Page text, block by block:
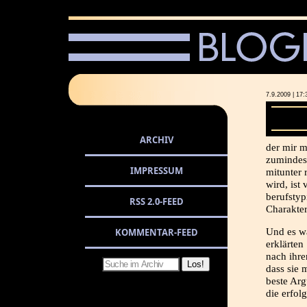
7.9.2009 |
der mir
mitunter
wird, ist
Und es
erklärten
nach
dass sie
beste
die
ARCHIV
IMPRESSUM
RSS 2.0-FEED
KOMMENTAR-FEED